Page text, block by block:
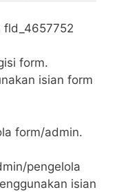
fld_4657752
form.
isian form
form/admin.
pengelola
isian